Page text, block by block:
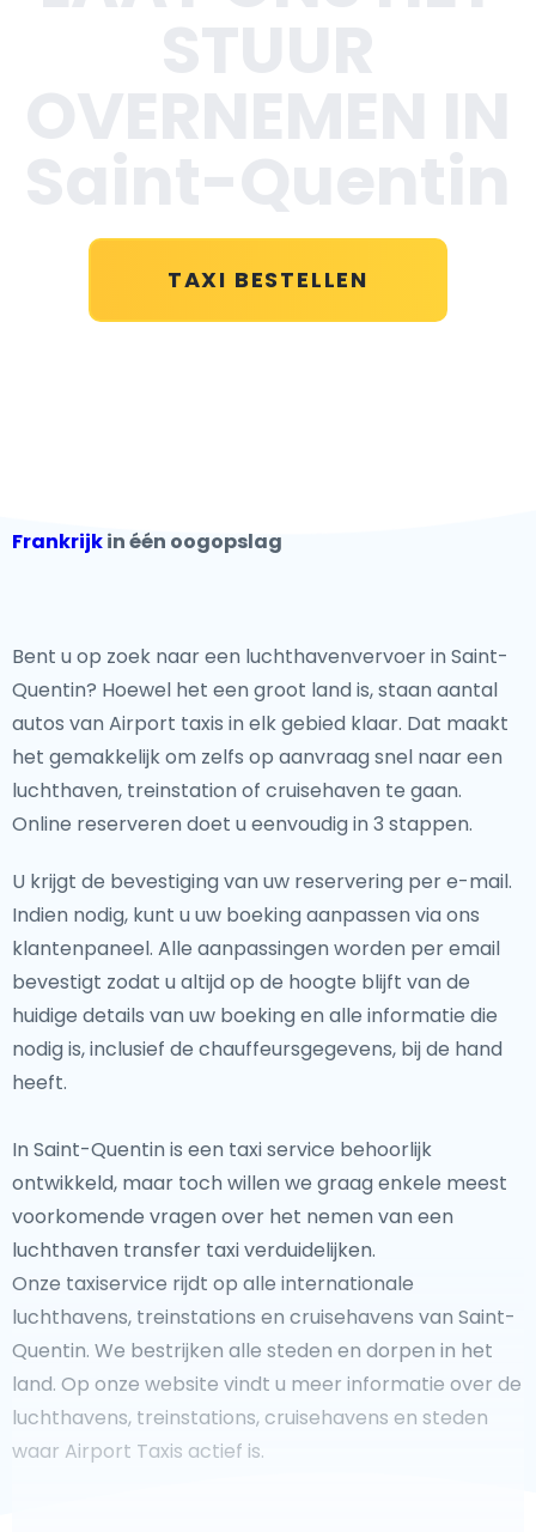
TAXI BESTELLEN
Frankrijkin één oogopslag
Bent u op zoek naar een luchthavenvervoer in Saint-
Quentin? Hoewel het een groot land is, staan aantal
autos van Airport taxis in elk gebied klaar. Dat maakt
het gemakkelijk om zelfs op aanvraag snel naar een
luchthaven, treinstation of cruisehaven te gaan.
Online reserveren doet u eenvoudig in 3 stappen.
U krijgt de bevestiging van uw reservering per e-mail.
Indien nodig, kunt u uw boeking aanpassen via ons
klantenpaneel. Alle aanpassingen worden per email
bevestigt zodat u altijd op de hoogte blijft van de
huidige details van uw boeking en alle informatie die
nodig is, inclusief de chauffeursgegevens, bij de hand
heeft.
In Saint-Quentin is een taxi service behoorlijk
ontwikkeld, maar toch willen we graag enkele meest
voorkomende vragen over het nemen van een
luchthaven transfer taxi verduidelijken.
Onze taxiservice rijdt op alle internationale
luchthavens, treinstations en cruisehavens van Saint-
Quentin. We bestrijken alle steden en dorpen in het
land. Op onze website vindt u meer informatie over de
luchthavens, treinstations, cruisehavens en steden
waar Airport Taxis actief is.